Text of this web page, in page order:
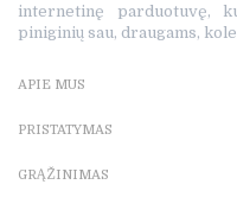
internetinę parduotuvę,
piniginių sau, draugams,
APIE MUS
PRISTATYMAS
GRĄŽINIMAS